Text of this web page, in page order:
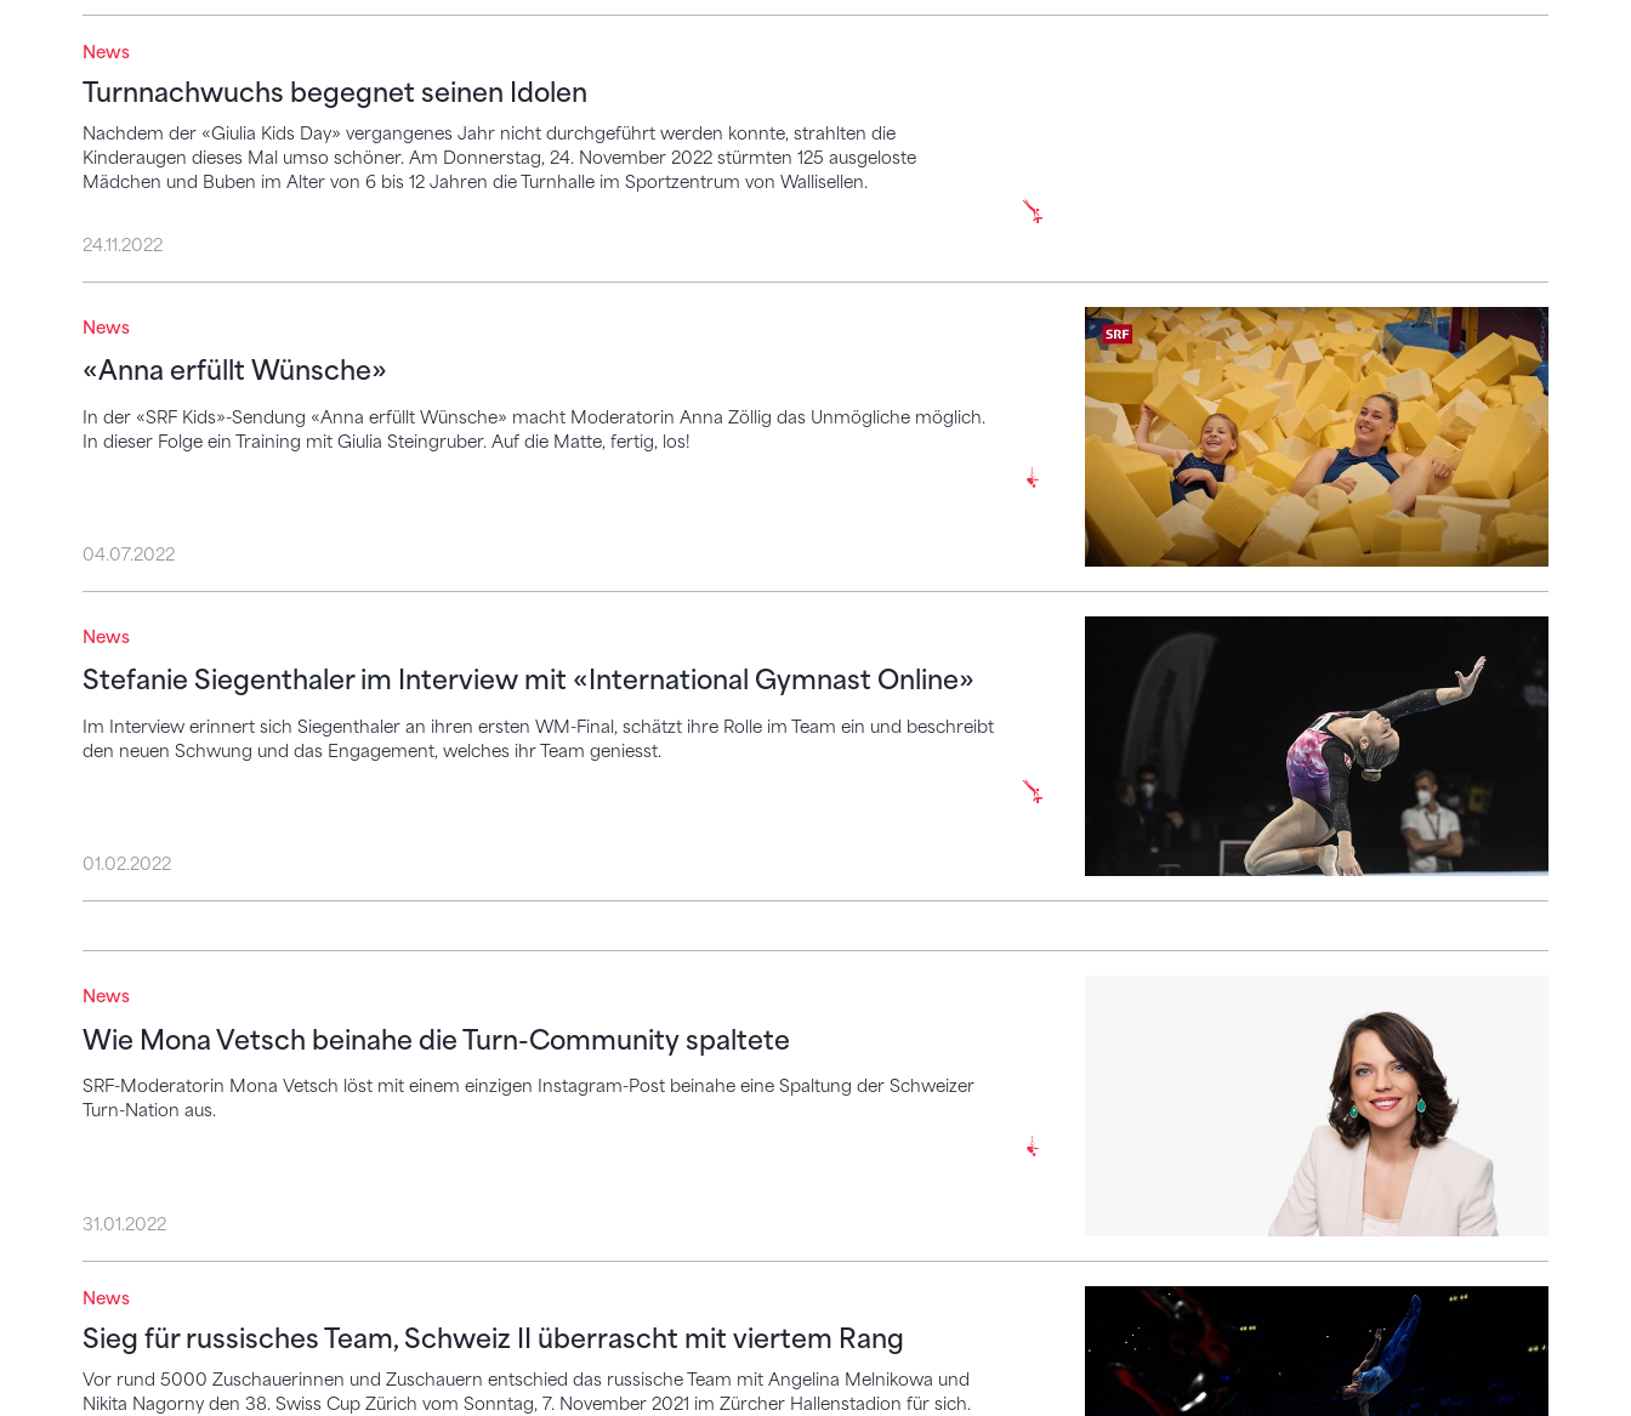
News
Turnnachwuchs begegnet seinen Idolen
Nachdem der «Giulia Kids Day» vergangenes Jahr nicht durchgeführt werden konnte, strahlten die
Kinderaugen dieses Mal umso schöner. Am Donnerstag, 24. November 2022 stürmten 125 ausgeloste
Mädchen und Buben im Alter von 6 bis 12 Jahren die Turnhalle im Sportzentrum von Wallisellen.
Turnnachwuchs begegnet seinen Idolen
24.11.2022
News
«Anna erfüllt Wünsche»
In der «SRF Kids»-Sendung «Anna erfüllt Wünsche» macht Moderatorin Anna Zöllig das Unmögliche möglich.
In dieser Folge ein Training mit Giulia Steingruber. Auf die Matte, fertig, los!
«Anna erfüllt Wünsche»
04.07.2022
News
Stefanie Siegenthaler im Interview mit «International Gymnast Online»
Im Interview erinnert sich Siegenthaler an ihren ersten WM-Final, schätzt ihre Rolle im Team ein und beschreibt
den neuen Schwung und das Engagement, welches ihr Team geniesst.
Stefanie Siegenthaler im Interview mit «International Gymnast Online»
01.02.2022
News
Wie Mona Vetsch beinahe die Turn-Community spaltete
SRF-Moderatorin Mona Vetsch löst mit einem einzigen Instagram-Post beinahe eine Spaltung der Schweizer
Turn-Nation aus.
Wie Mona Vetsch beinahe die Turn-Community spaltete
31.01.2022
News
Sieg für russisches Team, Schweiz II überrascht mit viertem Rang
Vor rund 5000 Zuschauerinnen und Zuschauern entschied das russische Team mit Angelina Melnikowa und
Nikita Nagorny den 38. Swiss Cup Zürich vom Sonntag, 7. November 2021 im Zürcher Hallenstadion für sich.
Sieg für russisches Team, Schweiz II überrascht mit viertem Rang